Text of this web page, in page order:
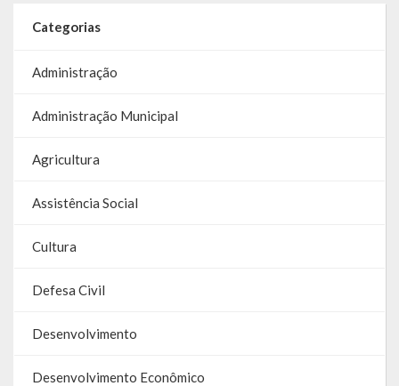
Galeria de Vereadores
SIAFIC
Contas
Contas – TCE
Categorias
Administração
Administração Municipal
Agricultura
Assistência Social
Cultura
Defesa Civil
Desenvolvimento
Desenvolvimento Econômico